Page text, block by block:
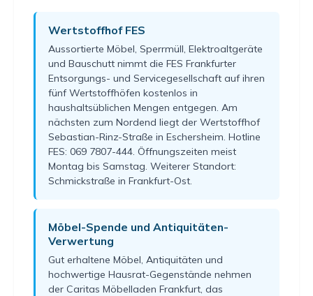
Wertstoffhof FES
Aussortierte Möbel, Sperrmüll, Elektroaltgeräte
und Bauschutt nimmt die FES Frankfurter
Entsorgungs- und Servicegesellschaft auf ihren
fünf Wertstoffhöfen kostenlos in
haushaltsüblichen Mengen entgegen. Am
nächsten zum Nordend liegt der Wertstoffhof
Sebastian-Rinz-Straße in Eschersheim. Hotline
FES: 069 7807-444. Öffnungszeiten meist
Montag bis Samstag. Weiterer Standort:
Schmickstraße in Frankfurt-Ost.
Möbel-Spende und Antiquitäten-
Verwertung
Gut erhaltene Möbel, Antiquitäten und
hochwertige Hausrat-Gegenstände nehmen
der Caritas Möbelladen Frankfurt, das